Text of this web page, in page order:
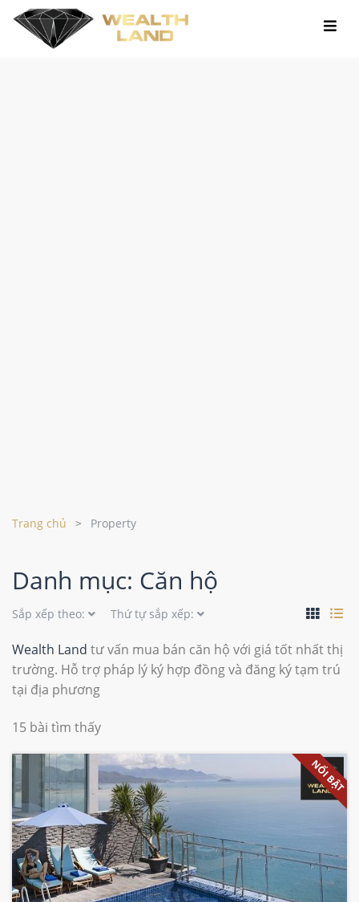
Trang chủ Property
Danh mục: Căn hộ
Sắp xếp theo: Thứ tự sắp xếp:
Wealth Land tư vấn mua bán căn hộ với giá tốt nhất thị
trường. Hỗ trợ pháp lý ký hợp đồng và đăng ký tạm trú
tại địa phương
15 bài tìm thấy
NỔI BẬT